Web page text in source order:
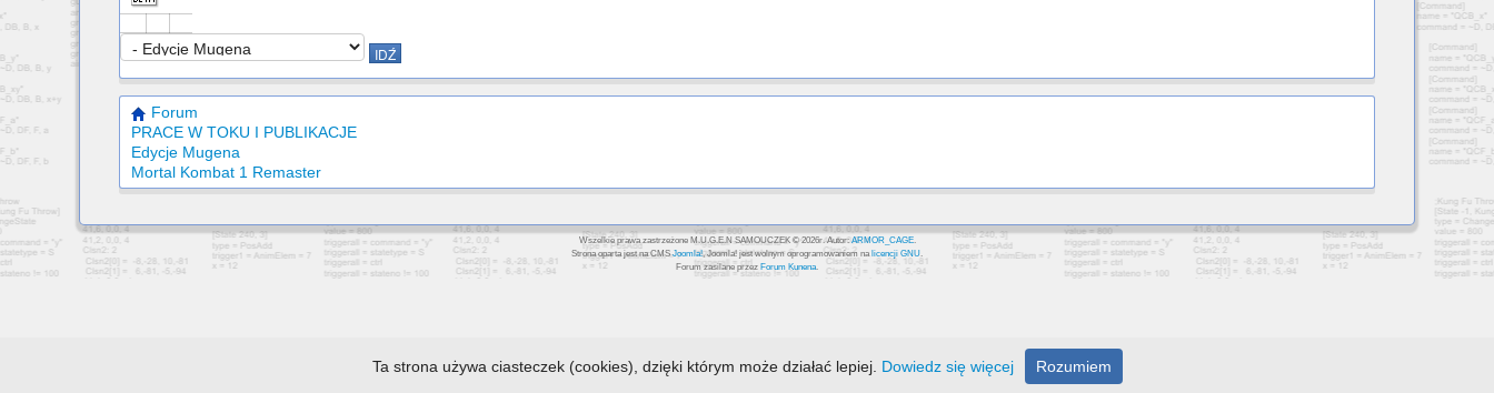
Forum
PRACE W TOKU I PUBLIKACJE
Edycje Mugena
Mortal Kombat 1 Remaster
Wszelkie prawa zastrzeżone M.U.G.E.N SAMOUCZEK © 2026r. Autor: ARMOR_CAGE.
Strona oparta jest na CMSJoomla!, Joomla! jest wolnym oprogramowaniem na licencji GNU.
Forum zasilane przez Forum Kunena.
Ta strona używa ciasteczek (cookies), dzięki którym może działać lepiej. Dowiedz się więcej Rozumiem